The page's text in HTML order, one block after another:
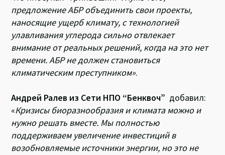
предложение АБР объединить свои проекты,
наносящие ущерб климату, с технологией
улавливания углерода сильно отвлекает
внимание от реальных решений, когда на это нет
времени. АБР не должен становиться
климатическим преступником».
Андрей Ралев из Сети НПО “Бенквоч” добавил:
«Кризисы биоразнообразия и климата можно и
нужно решать вместе. Мы полностью
поддерживаем увеличение инвестиций в
возобновляемые источники энергии, но это не